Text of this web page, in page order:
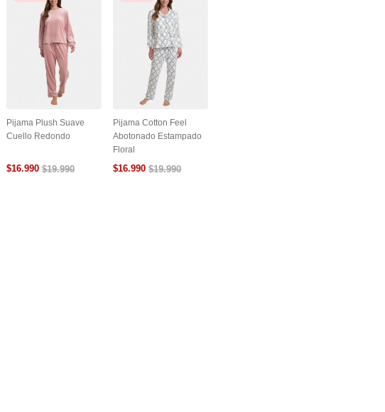
Pijama Plush Suave
Cuello Redondo
$16.990 $19.990
Pijama Cotton Feel
Abotonado Estampado
Floral
$16.990 $19.990